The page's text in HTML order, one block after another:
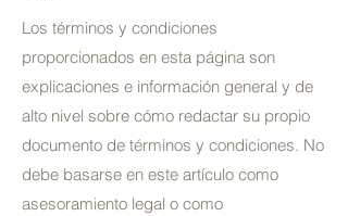
Los términos y condiciones
proporcionados en esta página son
explicaciones e información general y de
alto nivel sobre cómo redactar su propio
documento de términos y condiciones. No
debe basarse en este artículo como
asesoramiento legal o como